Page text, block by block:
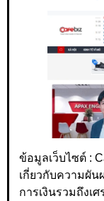
ข้อมูลเว็บไซต์ :
เกี่ยวกับความผั
การเงินรวมถึงเ